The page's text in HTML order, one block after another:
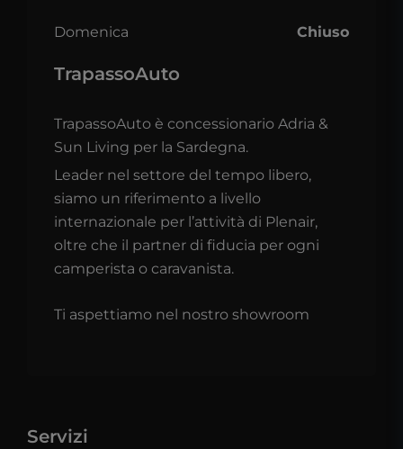
Domenica Chiuso
TrapassoAuto
TrapassoAuto è concessionario Adria &
Sun Living per la Sardegna.
Leader nel settore del tempo libero,
siamo un riferimento a livello
internazionale per l’attività di Plenair,
oltre che il partner di fiducia per ogni
camperista o caravanista.
Ti aspettiamo nel nostro showroom
Servizi